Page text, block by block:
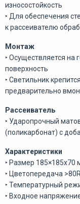
износостойкость
‣ Для обеспечения
к рассеивателю
Монтаж
‣Осуществляется на
поверхность
‣Светильник
предварительно
Рассеиватель
‣ Ударопрочный
(поликарбонат) с
Характеристики
‣ Размер 185×185x70
‣ Цветопередача
‣Температурный
‣ Входное